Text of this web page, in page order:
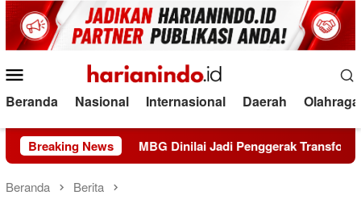
Loncat
ke
konten
Mobile
Beranda Nasional Internasional Daerah Olahraga
Breaking NewsMBG Dinilai Jadi Penggerak Transformasi
Beranda Berita